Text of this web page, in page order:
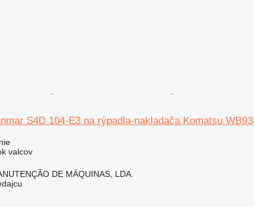
S4D 104-E3 na rýpadla-nakladača Komatsu
valcov
DE MÁQUINAS, LDA.